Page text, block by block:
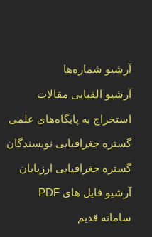
آرشیو شماره‌ها
آرشیو الفبایی مقالات
استخراج به پایگاه‌های علمی
گستره جغرافیایی نویسندگان
گستره جغرافیایی ارزیابان
آرشیو فایل های PDF
سامانه قدیم